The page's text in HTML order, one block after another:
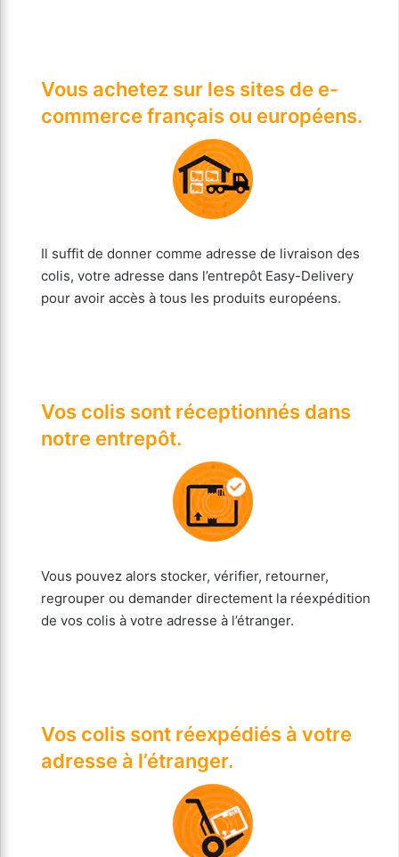
Vous achetez sur les sites de e-
commerce français ou européens.
Il suffit de donner comme adresse de livraison des
colis, votre adresse dans l’entrepôt Easy-Delivery
pour avoir accès à tous les produits européens.
Vos colis sont réceptionnés dans
notre entrepôt.
Vous pouvez alors stocker, vérifier, retourner,
regrouper ou demander directement la réexpédition
de vos colis à votre adresse à l’étranger.
Vos colis sont réexpédiés à votre
adresse à l’étranger.